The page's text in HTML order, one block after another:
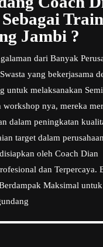
Jambi ?
dari Banyak
yang bekerjasama
untuk melaksanakan
workshop nya, mereka
dalam peningkatan
target dalam
oleh Coach Dian
dan Terpercaya.
Maksimal